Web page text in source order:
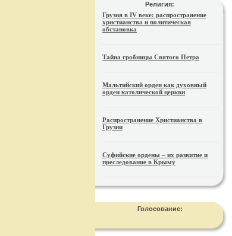
Религия:
Грузия в IV веке: распространение
христианства и политическая
обстановка
Тайна гробницы Святого Петра
Мальтийский орден как духовный
орден католической церкви
Распространение Христианства в
Грузии
Суфийские ордены – их развитие и
преследование в Крыму
Голосование: